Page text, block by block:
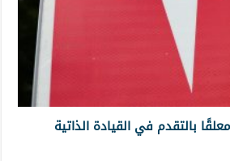
بالتقدم في القيادة الذاتية